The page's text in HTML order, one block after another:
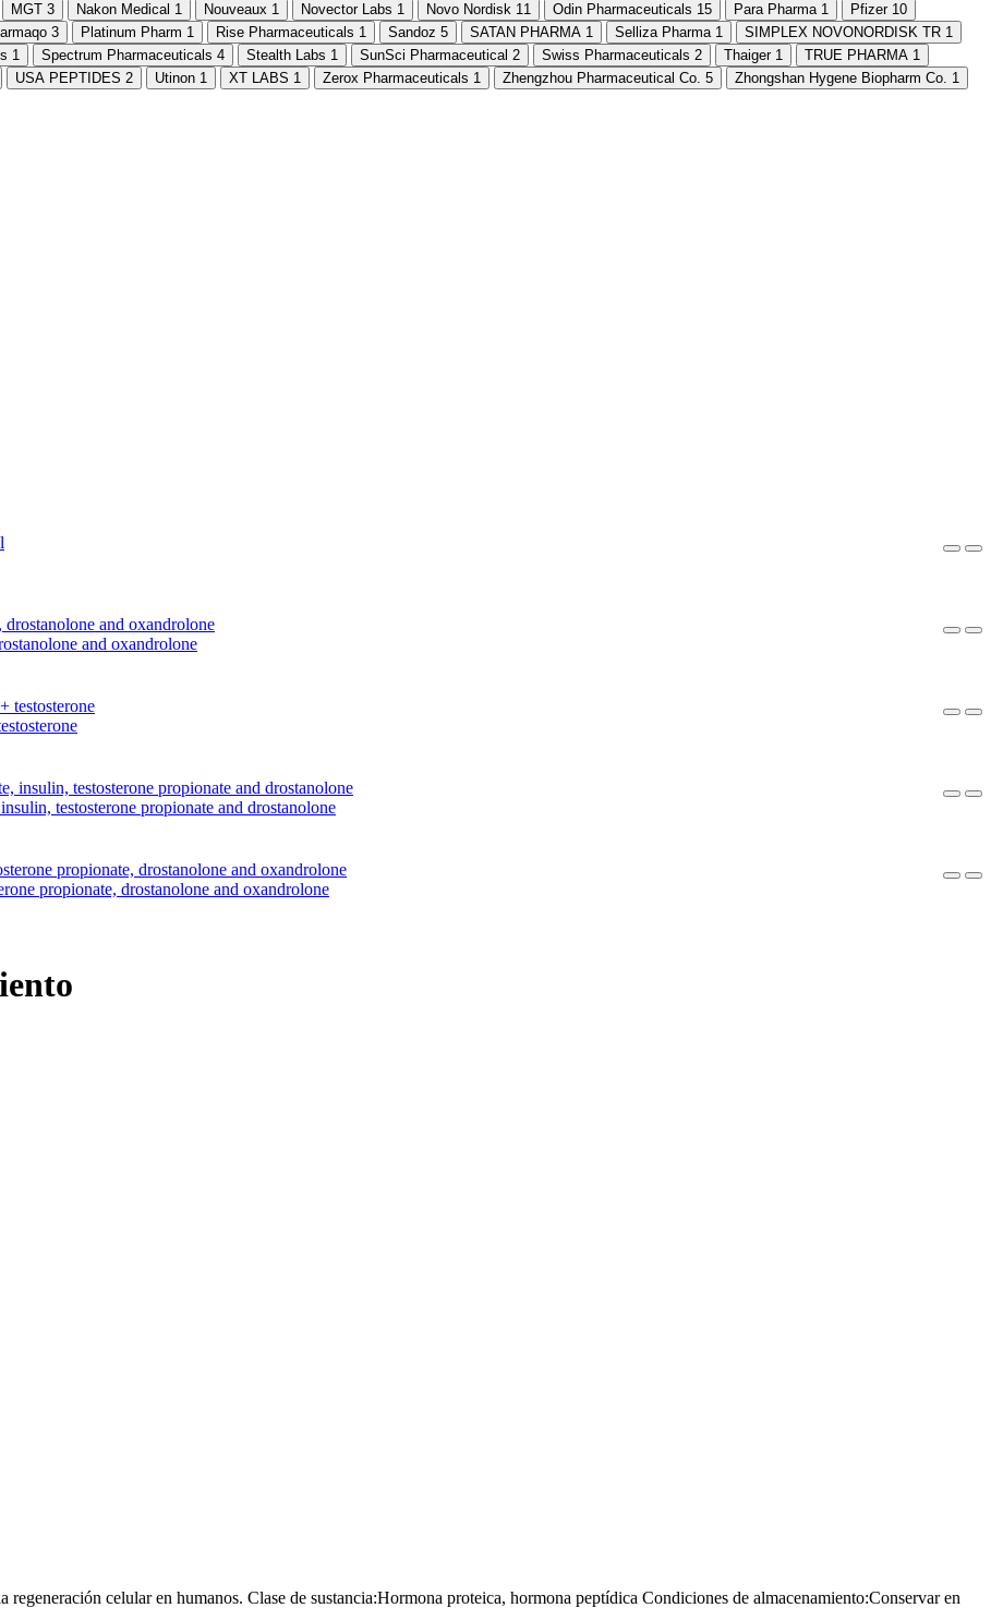
MGT 3 Nakon Medical 1 Nouveaux 1 Novector Labs 1 Novo Nordisk 11 Odin Pharmaceuticals 15 Para Pharma 1 Pfizer 10
3 Platinum Pharm 1 Rise Pharmaceuticals 1 Sandoz 5 SATAN PHARMA 1 Selliza Pharma 1 SIMPLEX NOVONORDISK TR 1
1 Spectrum Pharmaceuticals 4 Stealth Labs 1 SunSci Pharmaceutical 2 Swiss Pharmaceuticals 2 Thaiger 1 TRUE PHARMA 1
USA PEPTIDES 2 Utinon 1 XT LABS 1 Zerox Pharmaceuticals 1 Zhengzhou Pharmaceutical Co. 5 Zhongshan Hygene Biopharm Co. 1
and oxandrolone
testosterone propionate and drostanolone
propionate, drostanolone and oxandrolone
regeneración celular en humanos. Clase de sustancia:Hormona proteica, hormona peptídica Condiciones de almacenamiento:Conservar en